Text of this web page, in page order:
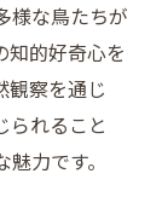
様な鳥たちが
知的好奇心を
観察を通じ
られること
力です。